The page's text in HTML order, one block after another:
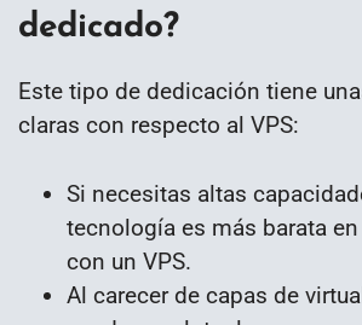
dedicado?
Este tipo de dedicación tiene
claras con respecto al VPS:
Si necesitas altas
tecnología es más barata
con un VPS.
Al carecer de capas de